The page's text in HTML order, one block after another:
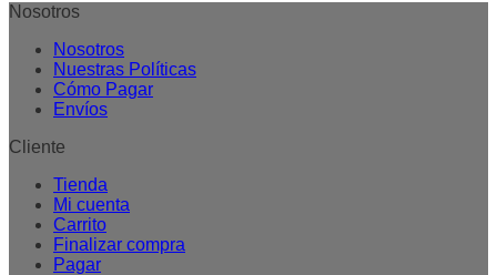
Nosotros
Nosotros
Nuestras Políticas
Cómo Pagar
Envíos
Cliente
Tienda
Mi cuenta
Carrito
Finalizar compra
Pagar